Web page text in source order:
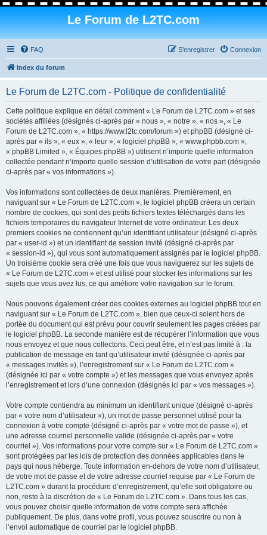
Le Forum de L2TC.com
FAQ Connexion
S’enregistrer
Index du forum
Le Forum de L2TC.com - Politique de confidentialité
Cette politique explique en détail comment « Le Forum de L2TC.com » et ses
sociétés affiliées (désignés ci-après par « nous », « notre », « nos », « Le
Forum de L2TC.com », « https://www.l2tc.com/forum ») et phpBB (désigné ci-
après par « ils », « eux », « leur », « logiciel phpBB », « www.phpbb.com »,
« phpBB Limited », « Équipes phpBB ») utilisent n’importe quelle information
collectée pendant n’importe quelle session d’utilisation de votre part (désignée
ci-après par « vos informations »).
Vos informations sont collectées de deux manières. Premièrement, en
naviguant sur « Le Forum de L2TC.com », le logiciel phpBB créera un certain
nombre de cookies, qui sont des petits fichiers textes téléchargés dans les
fichiers temporaires du navigateur Internet de votre ordinateur. Les deux
premiers cookies ne contiennent qu’un identifiant utilisateur (désigné ci-après
par « user-id ») et un identifiant de session invité (désigné ci-après par
« session-id »), qui vous sont automatiquement assignés par le logiciel phpBB.
Un troisième cookie sera créé une fois que vous naviguerez sur les sujets de
« Le Forum de L2TC.com » et est utilisé pour stocker les informations sur les
sujets que vous avez lus, ce qui améliore votre navigation sur le forum.
Nous pouvons également créer des cookies externes au logiciel phpBB tout en
naviguant sur « Le Forum de L2TC.com », bien que ceux-ci soient hors de
portée du document qui est prévu pour couvrir seulement les pages créées par
le logiciel phpBB. La seconde manière est de récupérer l’information que vous
nous envoyez et que nous collectons. Ceci peut être, et n’est pas limité à : la
publication de message en tant qu’utilisateur invité (désignée ci-après par
« messages invités »), l’enregistrement sur « Le Forum de L2TC.com »
(désignée ici par « votre compte ») et les messages que vous envoyez après
l’enregistrement et lors d’une connexion (désignés ici par « vos messages »).
Votre compte contiendra au minimum un identifiant unique (désigné ci-après
par « votre nom d’utilisateur »), un mot de passe personnel utilisé pour la
connexion à votre compte (désigné ci-après par « votre mot de passe »), et
une adresse courriel personnelle valide (désignée ci-après par « votre
courriel »). Vos informations pour votre compte sur « Le Forum de L2TC.com »
sont protégées par les lois de protection des données applicables dans le
pays qui nous héberge. Toute information en-dehors de votre nom d’utilisateur,
de votre mot de passe et de votre adresse courriel requise par « Le Forum de
L2TC.com » durant la procédure d’enregistrement, qu’elle soit obligatoire ou
non, reste à la discrétion de « Le Forum de L2TC.com ». Dans tous les cas,
vous pouvez choisir quelle information de votre compte sera affichée
publiquement. De plus, dans votre profil, vous pouvez souscrire ou non à
l’envoi automatique de courriel par le logiciel phpBB.